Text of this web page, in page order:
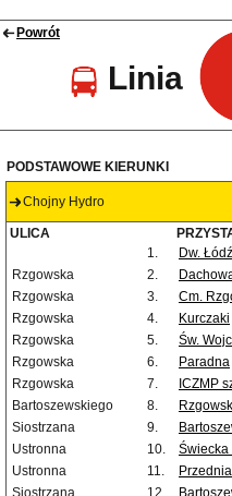
Powrót
Linia
PODSTAWOWE KIERUNKI
Chojny Hydro
ULICA
1.
Dw.
Rzgowska
2.
Rzgowska
3. Cm.
Rzgowska
4. Kurczaki
Rzgowska
5. Św.
Rzgowska
6. Paradna
Rzgowska
7. ICZMP
Bartoszewskiego
8.
Siostrzana
9.
Ustronna
10.
Świecka
Ustronna
11.
Siostrzana
12.